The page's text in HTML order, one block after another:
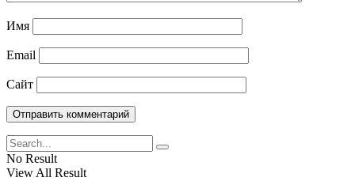
Имя
Email
Сайт
No Result
View All Result